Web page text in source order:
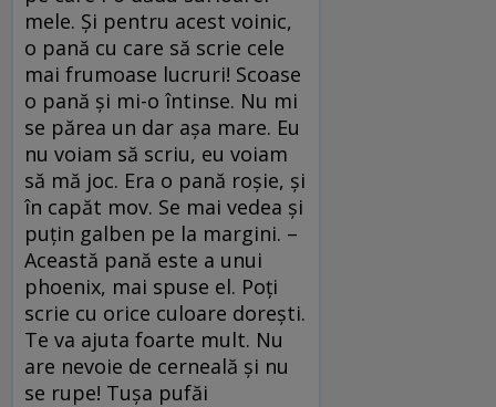
mele. Şi pentru acest voinic,
o pană cu care să scrie cele
mai frumoase lucruri! Scoase
o pană şi mi-o întinse. Nu mi
se părea un dar aşa mare. Eu
nu voiam să scriu, eu voiam
să mă joc. Era o pană roşie, şi
în capăt mov. Se mai vedea şi
puţin galben pe la margini. –
Această pană este a unui
phoenix, mai spuse el. Poţi
scrie cu orice culoare doreşti.
Te va ajuta foarte mult. Nu
are nevoie de cerneală şi nu
se rupe! Tuşa pufăi